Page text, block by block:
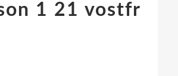
1 21 vostfr